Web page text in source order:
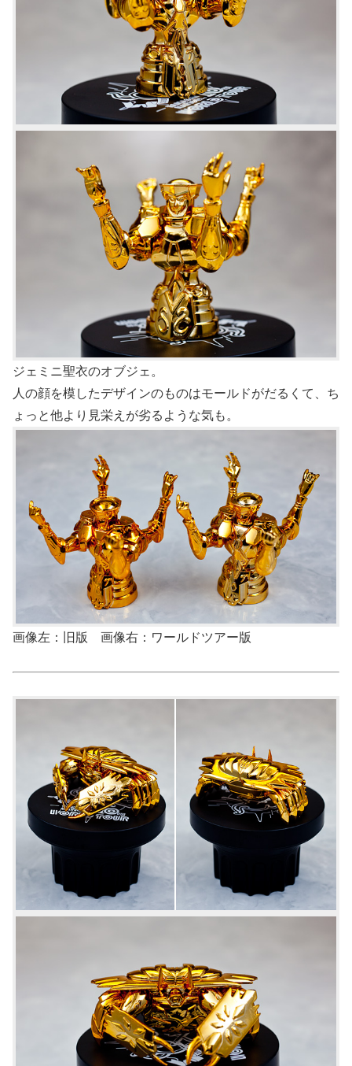
ジェミニ聖衣のオブジェ。
人の顔を模したデザインのものはモールドがだるくて、ち
ょっと他より見栄えが劣るような気も。
画像左：旧版 画像右：ワールドツアー版